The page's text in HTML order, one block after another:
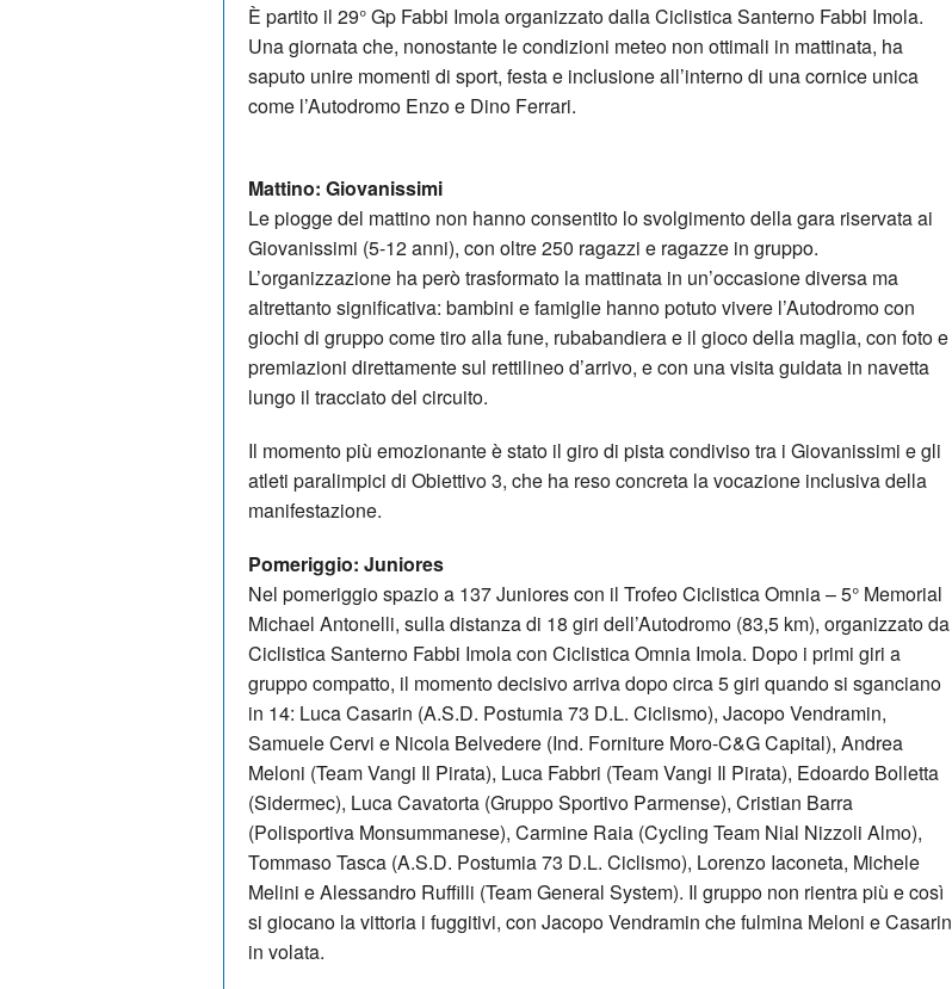
È partito il 29° Gp Fabbi Imola organizzato dalla Ciclistica Santerno Fabbi Imola.
Una giornata che, nonostante le condizioni meteo non ottimali in mattinata, ha
saputo unire momenti di sport, festa e inclusione all’interno di una cornice unica
come l’Autodromo Enzo e Dino Ferrari.
Mattino: Giovanissimi
Le piogge del mattino non hanno consentito lo svolgimento della gara riservata ai
Giovanissimi (5-12 anni), con oltre 250 ragazzi e ragazze in gruppo.
L’organizzazione ha però trasformato la mattinata in un’occasione diversa ma
altrettanto significativa: bambini e famiglie hanno potuto vivere l’Autodromo con
giochi di gruppo come tiro alla fune, rubabandiera e il gioco della maglia, con foto e
premiazioni direttamente sul rettilineo d’arrivo, e con una visita guidata in navetta
lungo il tracciato del circuito.
Il momento più emozionante è stato il giro di pista condiviso tra i Giovanissimi e gli
atleti paralimpici di Obiettivo 3, che ha reso concreta la vocazione inclusiva della
manifestazione.
Pomeriggio: Juniores
Nel pomeriggio spazio a 137 Juniores con il Trofeo Ciclistica Omnia – 5° Memorial
Michael Antonelli, sulla distanza di 18 giri dell’Autodromo (83,5 km), organizzato da
Ciclistica Santerno Fabbi Imola con Ciclistica Omnia Imola. Dopo i primi giri a
gruppo compatto, il momento decisivo arriva dopo circa 5 giri quando si sganciano
in 14: Luca Casarin (A.S.D. Postumia 73 D.L. Ciclismo), Jacopo Vendramin,
Samuele Cervi e Nicola Belvedere (Ind. Forniture Moro-C&G Capital), Andrea
Meloni (Team Vangi Il Pirata), Luca Fabbri (Team Vangi Il Pirata), Edoardo Bolletta
(Sidermec), Luca Cavatorta (Gruppo Sportivo Parmense), Cristian Barra
(Polisportiva Monsummanese), Carmine Raia (Cycling Team Nial Nizzoli Almo),
Tommaso Tasca (A.S.D. Postumia 73 D.L. Ciclismo), Lorenzo Iaconeta, Michele
Melini e Alessandro Ruffilli (Team General System). Il gruppo non rientra più e così
si giocano la vittoria i fuggitivi, con Jacopo Vendramin che fulmina Meloni e Casarin
in volata.